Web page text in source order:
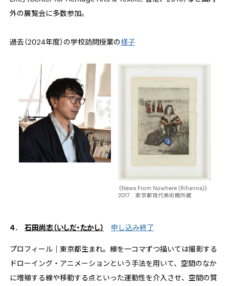
外の展覧会に多数参加。
過去（2024年度）の学校訪問授業の様子
《News From Nowhere (Rihanna)》
2017 東京都現代美術館所蔵
４. 石田尚志（いしだ・たかし） 申し込み終了
プロフィール｜東京都生まれ。線を一コマずつ描いては撮影する
ドローイング・アニメーションという手法を用いて、空間のなか
に増殖する線や移動する点といった運動性を介入させ、空間の質